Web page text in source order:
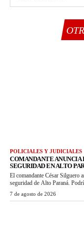
POLICIALES Y JUDICIALES
COMANDANTE ANUNCIA
SEGURIDAD EN ALTO
El comandante César Silguero
seguridad de Alto Paraná.
7 de agosto de 2026